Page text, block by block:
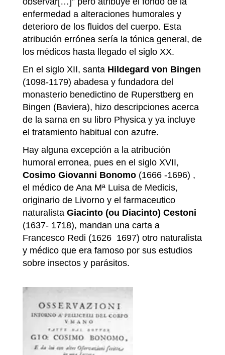
enfermedad a alteraciones humorales y
deterioro de los fluidos del cuerpo. Esta
atribución errónea sería la tónica general, de
los médicos hasta llegado el siglo XX.
En el siglo XII, santa Hildegard von Bingen
(1098-1179) abadesa y fundadora del
monasterio benedictino de Ruperstberg en
Bingen (Baviera), hizo descripciones acerca
de la sarna en su libro Physica y ya incluye
el tratamiento habitual con azufre.
Hay alguna excepción a la atribución
humoral erronea, pues en el siglo XVII,
Cosimo Giovanni Bonomo (1666 -1696) ,
el médico de Ana Mª Luisa de Medicis,
originario de Livorno y el farmaceutico
naturalista Giacinto (ou Diacinto) Cestoni
(1637- 1718), mandan una carta a
Francesco Redi (1626 1697) otro naturalista
y médico que era famoso por sus estudios
sobre insectos y parásitos.